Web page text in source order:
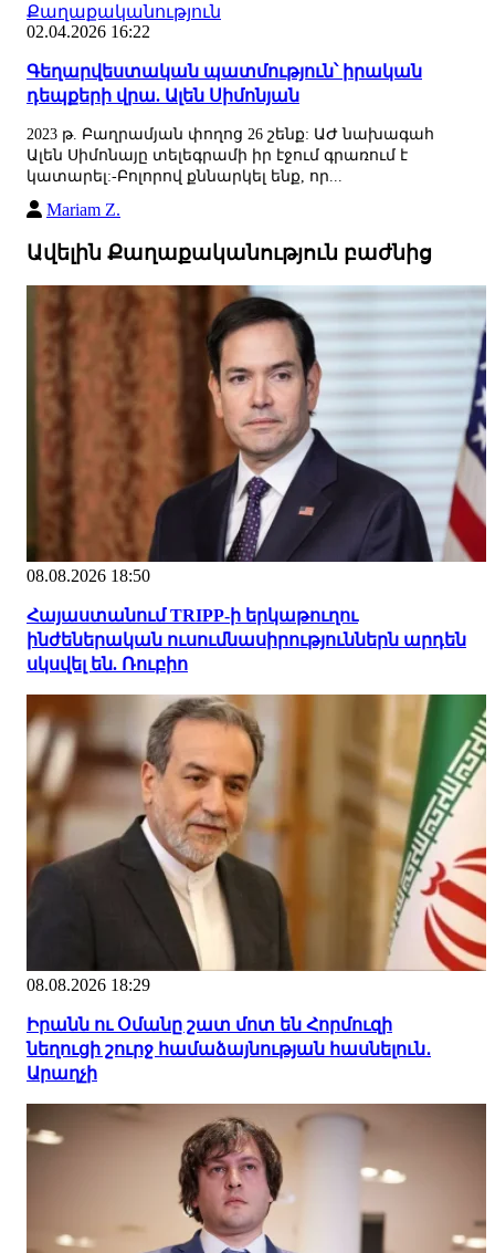
Քաղաքականություն
02.04.2026 16:22
Գեղարվեստական պատմություն՝ իրական
դեպքերի վրա. Ալեն Սիմոնյան
2023 թ. Բաղրամյան փողոց 26 շենք: ԱԺ նախագահ
Ալեն Սիմոնայը տելեգրամի իր էջում գրառում է
կատարել:-Բոլորով քննարկել ենք, որ...
Mariam Z.
Ավելին Քաղաքականություն բաժնից
08.08.2026 18:50
Հայաստանում TRIPP-ի երկաթուղու
ինժեներական ուսումնասիրություններն արդեն
սկսվել են. Ռուբիո
08.08.2026 18:29
Իրանն ու Օմանը շատ մոտ են Հորմուզի
նեղուցի շուրջ համաձայնության հասնելուն․
Արաղչի